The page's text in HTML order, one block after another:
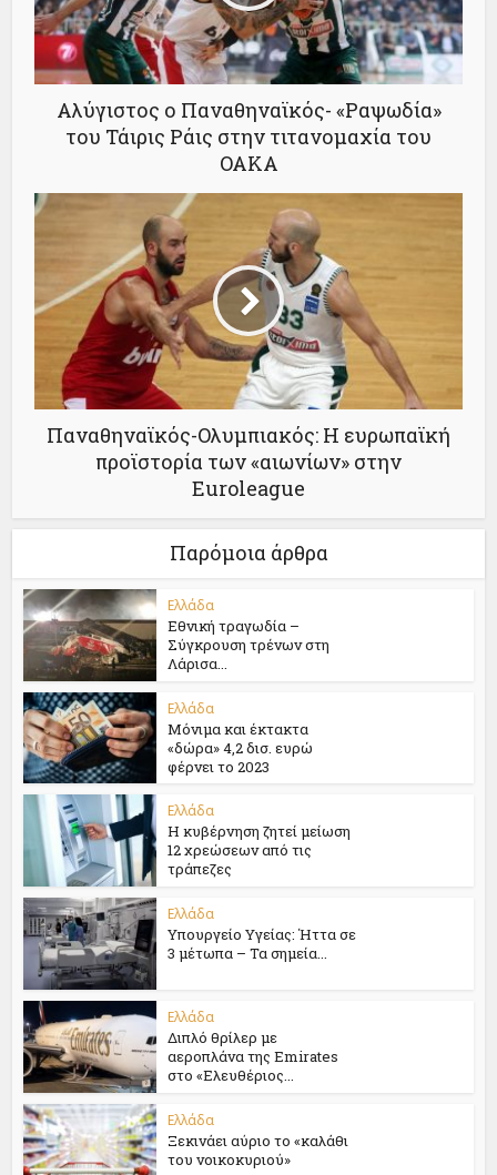
Αλύγιστος ο Παναθηναϊκός- «Ραψωδία»
του Τάιρις Ράις στην τιτανομαχία του
ΟΑΚΑ
Παναθηναϊκός-Ολυμπιακός: Η ευρωπαϊκή
προϊστορία των «αιωνίων» στην
Euroleague
Παρόμοια άρθρα
Ελλάδα
Εθνική τραγωδία –
Σύγκρουση τρένων στη
Λάρισα...
Ελλάδα
Μόνιμα και έκτακτα
«δώρα» 4,2 δισ. ευρώ
φέρνει το 2023
Ελλάδα
Η κυβέρνηση ζητεί μείωση
12 χρεώσεων από τις
τράπεζες
Ελλάδα
Υπουργείο Υγείας: Ήττα σε
3 μέτωπα – Τα σημεία...
Ελλάδα
Διπλό θρίλερ με
αεροπλάνα της Emirates
στο «Ελευθέριος...
Ελλάδα
Ξεκινάει αύριο το «καλάθι
του νοικοκυριού»